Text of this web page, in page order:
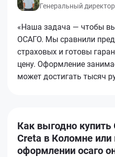
Генеральный
«Наша задача — чтобы
ОСАГО. Мы сравнили
страховых и готовы
цену. Оформление
может достигать тысяч
Как выгодно
Creta в Коломне или
оформлении осаго